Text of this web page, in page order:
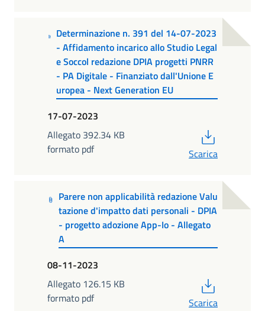
Determinazione n. 391 del 14-07-2023
- Affidamento incarico allo Studio Legal
e Soccol redazione DPIA progetti PNRR
- PA Digitale - Finanziato dall'Unione E
uropea - Next Generation EU
17-07-2023
Allegato 392.34 KB
formato pdf
Scarica
Parere non applicabilità redazione Valu
tazione d'impatto dati personali - DPIA
- progetto adozione App-Io - Allegato
A
08-11-2023
Allegato 126.15 KB
formato pdf
Scarica